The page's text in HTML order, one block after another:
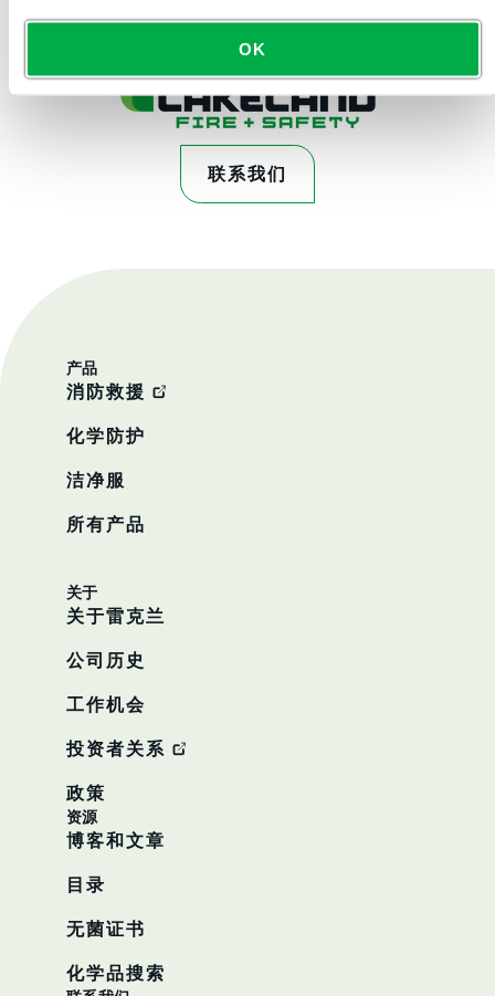
OK
联系我们
产品
消防救援
化学防护
洁净服
所有产品
关于
关于雷克兰
公司历史
工作机会
投资者关系
政策
资源
博客和文章
目录
无菌证书
化学品搜索